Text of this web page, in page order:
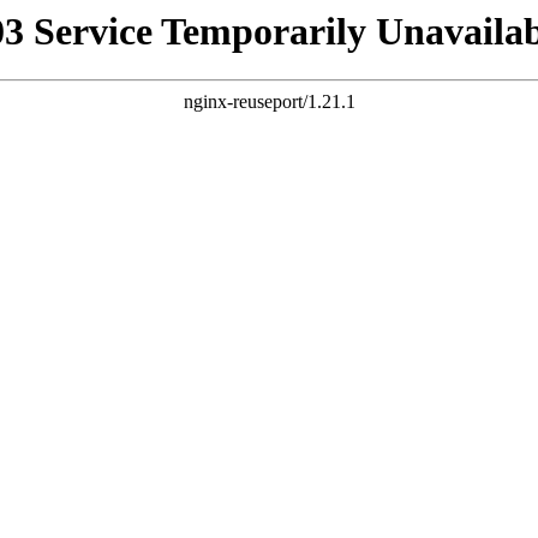
Service Temporarily
nginx-reuseport/1.21.1